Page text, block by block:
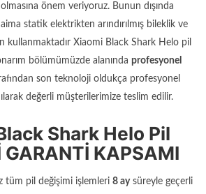
önem veriyoruz. Bunun dışında
statik elektrikten arındırılmış bileklik ve
kullanmaktadır Xiaomi Black Shark Helo pil
bölümümüzde alanında profesyonel
son teknoloji oldukça profesyonel
değerli müşterilerimize teslim edilir.
Shark Helo Pil
GARANTİ KAPSAMI
tüm pil değişimi işlemleri 8 aysüreyle geçerli